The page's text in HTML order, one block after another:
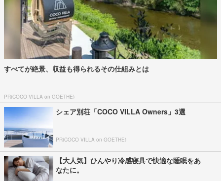
すべてが絶景、収益も得られるその仕組みとは
PR(COCO VILLA on GOETHE)
シェア別荘「COCO VILLA Owners」3選
PR(COCO VILLA on GOETHE)
【大人気】ひんやり冷感寝具で快適な睡眠をあ
なたに。